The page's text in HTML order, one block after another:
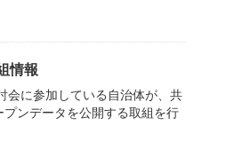
情報
会に参加している自治体が、共
ンデータを公開する取組を行